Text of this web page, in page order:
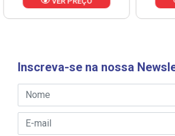
Inscreva-se na nossa